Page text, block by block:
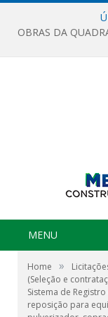
MENU
Home »
(Seleção e
Sistema de
reposição para